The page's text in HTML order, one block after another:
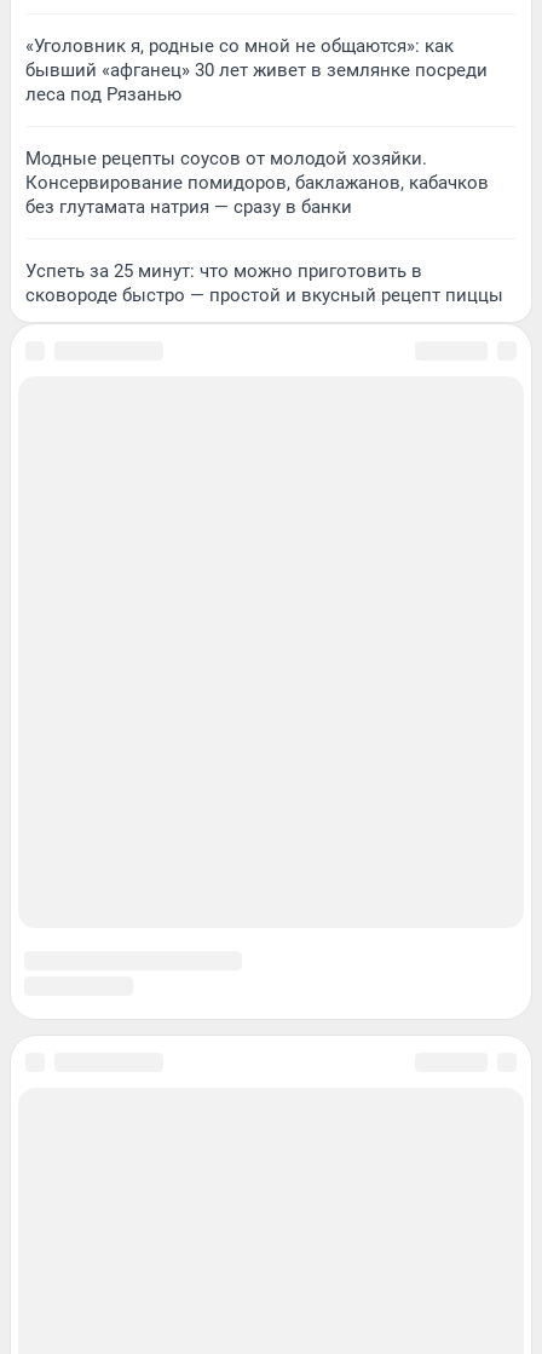
«Уголовник я, родные со мной не общаются»: как
бывший «афганец» 30 лет живет в землянке посреди
леса под Рязанью
Модные рецепты соусов от молодой хозяйки.
Консервирование помидоров, баклажанов, кабачков
без глутамата натрия — сразу в банки
Успеть за 25 минут: что можно приготовить в
сковороде быстро — простой и вкусный рецепт пиццы